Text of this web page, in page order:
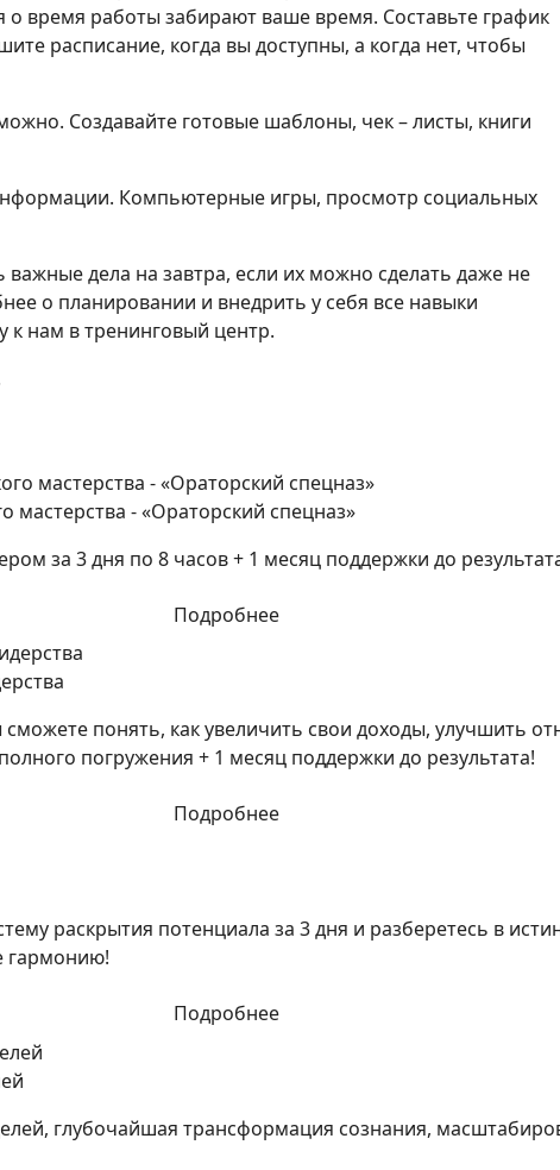
время работы забирают ваше время. Составьте график
расписание, когда вы доступны, а когда нет, чтобы
Создавайте готовые шаблоны, чек – листы, книги
Компьютерные игры, просмотр социальных
дела на завтра, если их можно сделать даже не
о планировании и внедрить у себя все навыки
к нам в тренинговый центр.
мастерства - «Ораторский спецназ»
за 3 дня по 8 часов + 1 месяц поддержки до
Подробнее
понять, как увеличить свои доходы, улучшить
погружения + 1 месяц поддержки до результата!
Подробнее
раскрытия потенциала за 3 дня и разберетесь в
гармонию!
Подробнее
глубочайшая трансформация сознания,